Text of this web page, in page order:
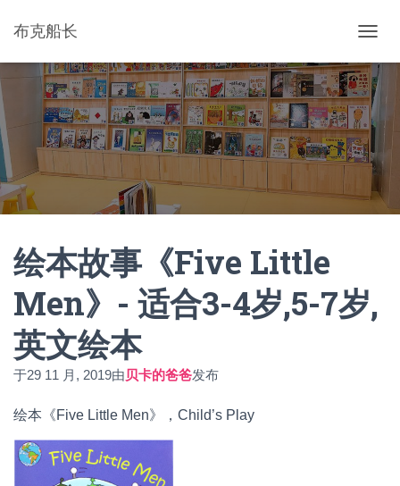
布克船长
换
导
航
绘本故事《Five Little
Men》- 适合3-4岁,5-7岁,
英文绘本
于29 11 月, 2019由贝卡的爸爸发布
绘本《Five Little Men》，Child’s Play